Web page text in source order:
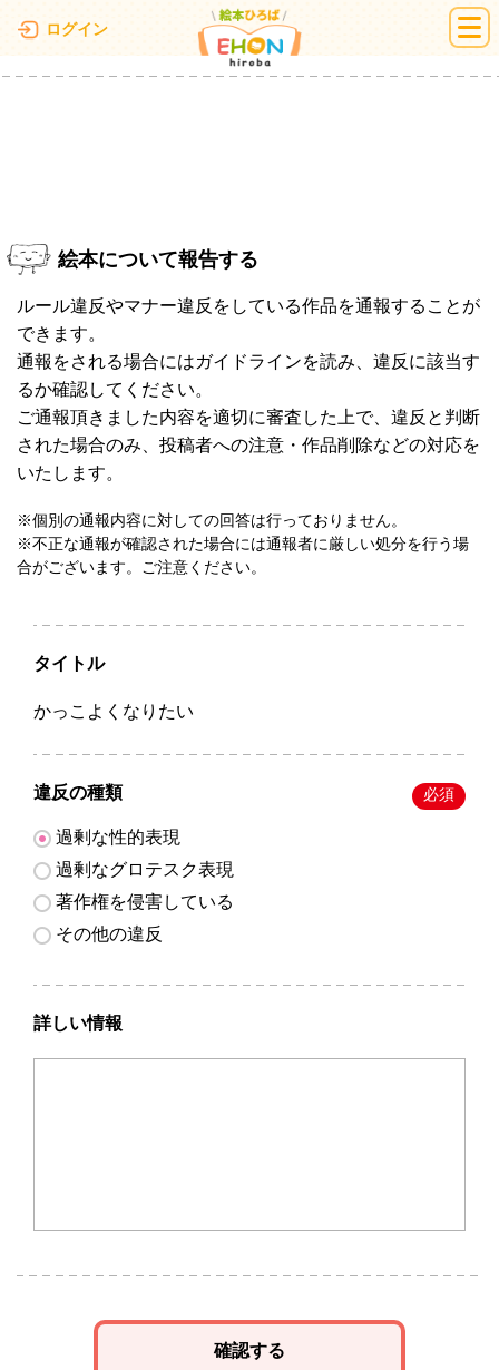
ログイン 絵本ひろば
絵本について報告する
ルール違反やマナー違反をしている作品を通報することが
できます。
通報をされる場合にはガイドラインを読み、違反に該当す
るか確認してください。
ご通報頂きました内容を適切に審査した上で、違反と判断
された場合のみ、投稿者への注意・作品削除などの対応を
いたします。
※個別の通報内容に対しての回答は行っておりません。
※不正な通報が確認された場合には通報者に厳しい処分を行う場
合がございます。ご注意ください。
タイトル
かっこよくなりたい
違反の種類 必須
過剰な性的表現
過剰なグロテスク表現
著作権を侵害している
その他の違反
詳しい情報
確認する